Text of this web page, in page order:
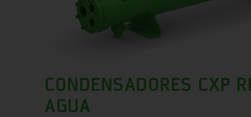
CONDENSADORES CXP
AGUA